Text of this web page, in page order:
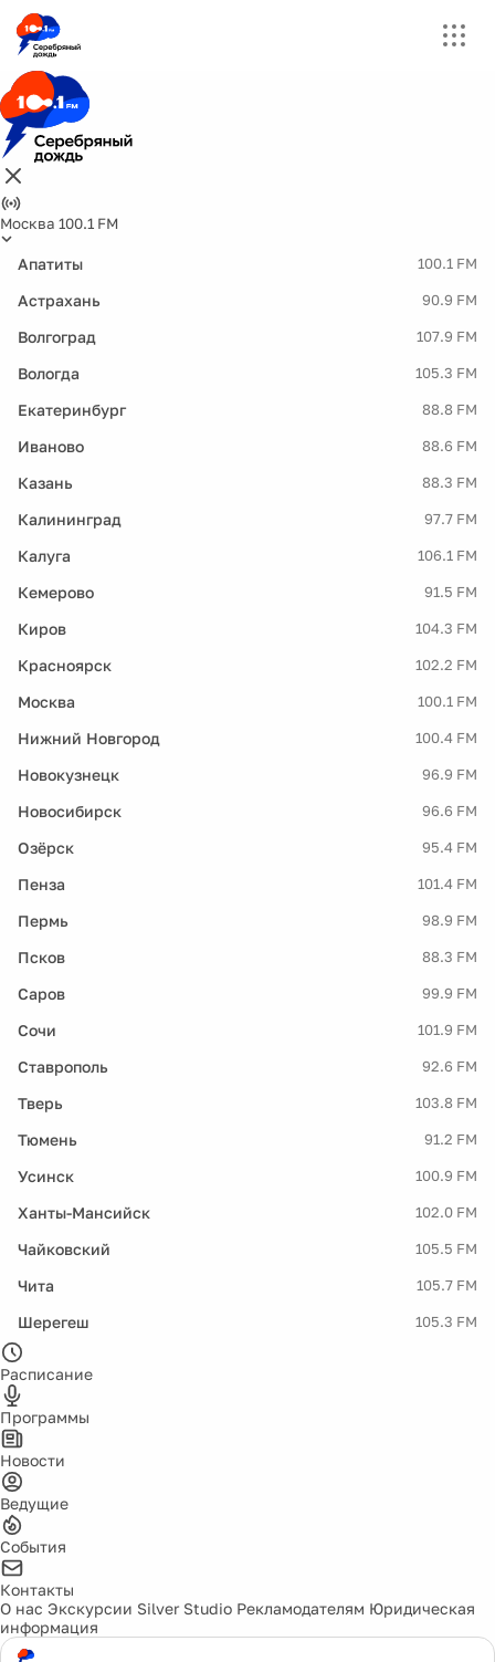
Москва 100.1 FM
Апатиты 100.1 FM
Астрахань 90.9 FM
Волгоград 107.9 FM
Вологда 105.3 FM
Екатеринбург 88.8 FM
Иваново 88.6 FM
Казань 88.3 FM
Калининград 97.7 FM
Калуга 106.1 FM
Кемерово 91.5 FM
Киров 104.3 FM
Красноярск 102.2 FM
Москва 100.1 FM
Нижний Новгород 100.4 FM
Новокузнецк 96.9 FM
Новосибирск 96.6 FM
Озёрск 95.4 FM
Пенза 101.4 FM
Пермь 98.9 FM
Псков 88.3 FM
Саров 99.9 FM
Сочи 101.9 FM
Ставрополь 92.6 FM
Тверь 103.8 FM
Тюмень 91.2 FM
Усинск 100.9 FM
Ханты-Мансийск 102.0 FM
Чайковский 105.5 FM
Чита 105.7 FM
Шерегеш 105.3 FM
Расписание
Программы
Новости
Ведущие
События
Контакты
О нас Экскурсии Silver Studio Рекламодателям Юридическая
информация